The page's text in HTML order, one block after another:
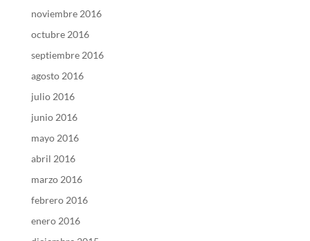
noviembre 2016
octubre 2016
septiembre 2016
agosto 2016
julio 2016
junio 2016
mayo 2016
abril 2016
marzo 2016
febrero 2016
enero 2016